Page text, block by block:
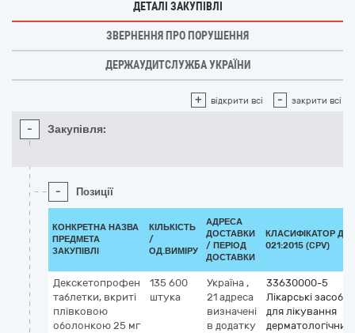
ДЕТАЛІ ЗАКУПІВЛІ
ЗВЕРНЕННЯ ПРО ПОРУШЕННЯ
ДЕРЖАУДИТСЛУЖБА УКРАЇНИ
+ відкрити всі - закрити всі
- Закупівля:
- Позиції
КОНКРЕТНА НАЗВА
ПРЕДМЕТА
ЗАКУПІВЛІ
КІЛЬКІСТЬ
/
ОД.ВИМІРУ
АДРЕСА
ДОСТАВКИ
/ ПЕРІОД
ДОСТАВКИ
КЛАСИФІКАТОР ДК
021:2015 (CPV)
Декскетопрофен
таблетки, вкриті
плівковою
оболонкою 25 мг
135 600
штука
Україна ,
21 адреса
визначені
в додатку
33630000-5
Лікарські засоби
для лікування
дерматологічних